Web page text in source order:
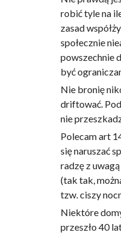
robić tyle na
zasad
społecznie
powszechnie
być
Nie bronię
driftować.
nie
Polecam art
się naruszać
radzę z
(tak tak,
tzw. ciszy
Niektóre
przeszło 40